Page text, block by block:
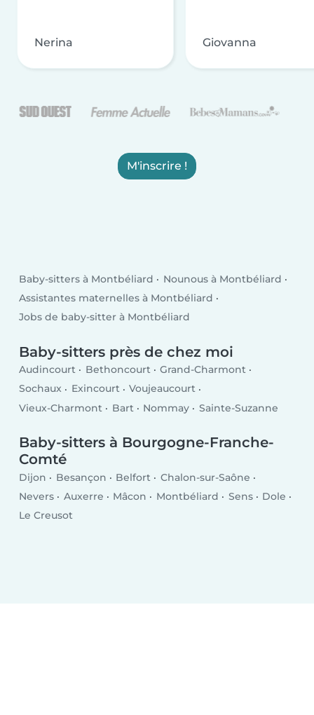
Nerina Giovanna
M'inscrire !
Baby-sitters à Montbéliard
Nounous à Montbéliard
Assistantes maternelles à Montbéliard
Jobs de baby-sitter à Montbéliard
Baby-sitters près de chez moi
Audincourt Bethoncourt
Grand-Charmont
Sochaux
Exincourt
Voujeaucourt
Vieux-Charmont
Bart Nommay Sainte-Suzanne
Baby-sitters à Bourgogne-Franche-
Comté
Dijon Besançon Belfort
Chalon-sur-Saône
Nevers
Auxerre Mâcon Montbéliard Sens
Dole
Le Creusot